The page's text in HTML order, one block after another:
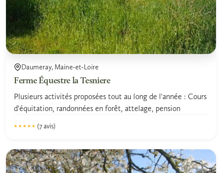
Daumeray, Maine-et-Loire
Ferme Équestre la Tesniere
Plusieurs activités proposées tout au long de l'année : Cours
d'équitation, randonnées en forêt, attelage, pension
★★★★★
★★★★★ (7 avis)